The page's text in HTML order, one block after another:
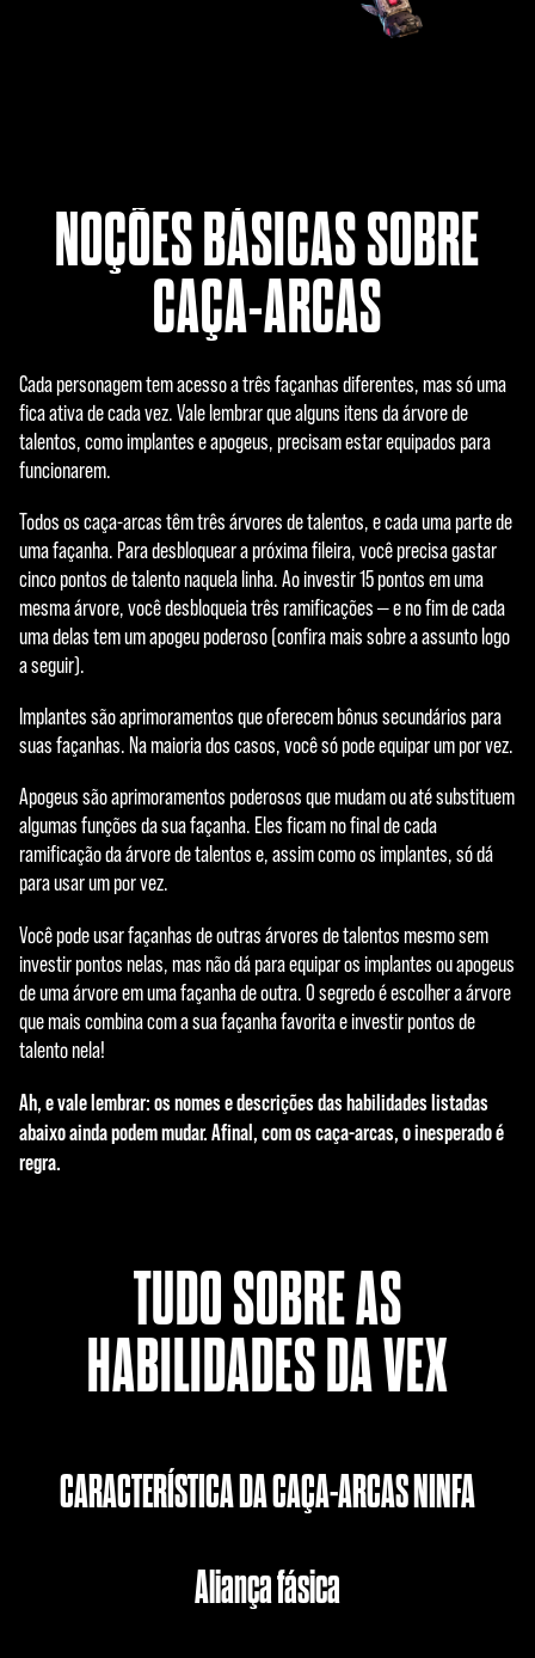
NOÇÕES BÁSICAS SOBRE
CAÇA-ARCAS
Cada personagem tem acesso a três façanhas diferentes, mas só uma
fica ativa de cada vez. Vale lembrar que alguns itens da árvore de
talentos, como implantes e apogeus, precisam estar equipados para
funcionarem.
Todos os caça-arcas têm três árvores de talentos, e cada uma parte de
uma façanha. Para desbloquear a próxima fileira, você precisa gastar
cinco pontos de talento naquela linha. Ao investir 15 pontos em uma
mesma árvore, você desbloqueia três ramificações — e no fim de cada
uma delas tem um apogeu poderoso (confira mais sobre a assunto logo
a seguir).
Implantes são aprimoramentos que oferecem bônus secundários para
suas façanhas. Na maioria dos casos, você só pode equipar um por vez.
Apogeus são aprimoramentos poderosos que mudam ou até substituem
algumas funções da sua façanha. Eles ficam no final de cada
ramificação da árvore de talentos e, assim como os implantes, só dá
para usar um por vez.
Você pode usar façanhas de outras árvores de talentos mesmo sem
investir pontos nelas, mas não dá para equipar os implantes ou apogeus
de uma árvore em uma façanha de outra. O segredo é escolher a árvore
que mais combina com a sua façanha favorita e investir pontos de
talento nela!
Ah, e vale lembrar: os nomes e descrições das habilidades listadas
abaixo ainda podem mudar. Afinal, com os caça-arcas, o inesperado é
regra.
TUDO SOBRE AS
HABILIDADES DA VEX
CARACTERÍSTICA DA CAÇA-ARCAS NINFA
Aliança fásica